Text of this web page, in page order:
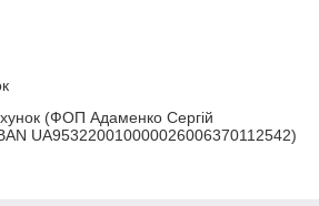
(ФОП Адаменко Сергій
UA953220010000026006370112542)